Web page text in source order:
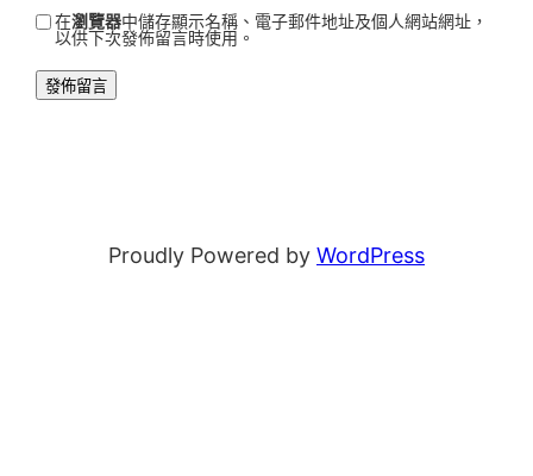
在瀏覽器中儲存顯示名稱、電子郵件地址及個人網站網址，
以供下次發佈留言時使用。
Proudly Powered by WordPress